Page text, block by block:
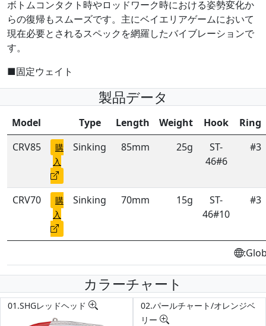
ボトムコンタクト時やロッドワーク時における姿勢変化か
らの復帰もスムーズです。主にベイエリアゲームにおいて
現在必要とされるスペックを網羅したバイブレーションで
す。
■固定ウェイト
製品データ
Model Type Length Weight Hook
Ring
CRV85
購
入
Sinking 85mm 25g
ST-
46#6
#3
CRV70
購
入
Sinking 70mm 15g
ST-
46#10
#3
カラーチャート
01.SHGレッドヘッド
02.パールチャート/オレンジベ
リー